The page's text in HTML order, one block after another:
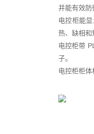
并能有效防
电控柜能
热、缺相和
电控柜带
子。
电控柜柜体